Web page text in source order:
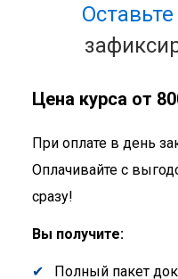
Цена курса от
При оплате в день
Оплачивайте с
сразу!
Вы получите:
Полный пакет